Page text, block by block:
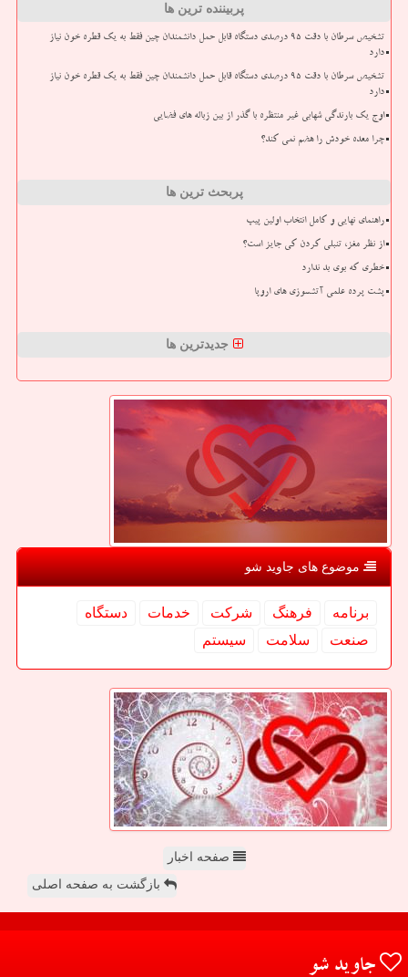
پربیننده ترین ها
تشخیص سرطان با دقت ۹۵ درصدی دستگاه قابل حمل دانشمندان چین فقط به یک قطره خون نیاز
دارد
تشخیص سرطان با دقت ۹۵ درصدی دستگاه قابل حمل دانشمندان چین فقط به یک قطره خون نیاز
دارد
اوج یک بارندگی شهابی غیر منتظره با گذر از بین زباله های فضایی
چرا معده خودش را هضم نمی کند؟
پربحث ترین ها
راهنمای نهایی و کامل انتخاب اولین پیپ
از نظر مغز، تنبلی کردن کی جایز است؟
خطری که بوی بد ندارد
پشت پرده علمی آتشسوزی های اروپا
جدیدترین ها
موضوع های جاوید شو
برنامه فرهنگ شركت خدمات
دستگاه
صنعت
سلامت سیستم
صفحه اخبار
بازگشت به صفحه اصلی
جاوید شو